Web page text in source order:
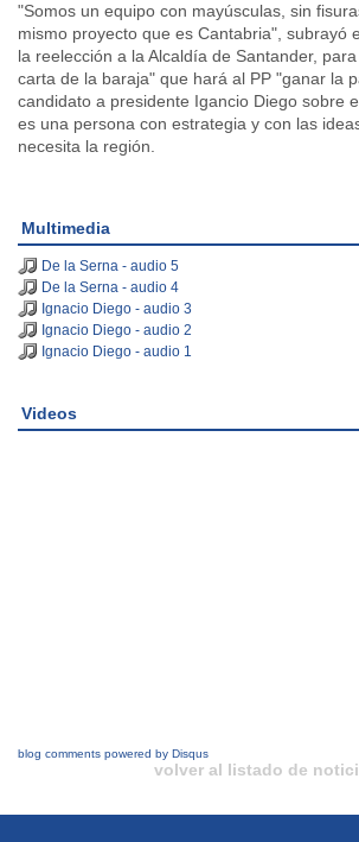
"Somos un equipo con mayúsculas, sin
mismo proyecto que es Cantabria", subrayó
la reelección a la Alcaldía de Santander,
carta de la baraja" que hará al PP "ganar la
candidato a presidente Igancio Diego sobre
es una persona con estrategia y con las
necesita la región.
Multimedia
De la Serna - audio 5
De la Serna - audio 4
Ignacio Diego - audio 3
Ignacio Diego - audio 2
Ignacio Diego - audio 1
Videos
blog comments powered by Disqus
volver al listado de